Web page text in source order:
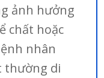
ảnh hưởng
chất hoặc
nhân
thường di